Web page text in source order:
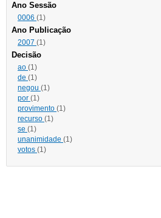
Ano Sessão
0006 (1)
Ano Publicação
2007 (1)
Decisão
ao (1)
de (1)
negou (1)
por (1)
provimento (1)
recurso (1)
se (1)
unanimidade (1)
votos (1)